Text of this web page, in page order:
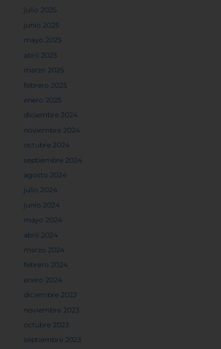
julio 2025
junio 2025
mayo 2025
abril 2025
marzo 2025
febrero 2025
enero 2025
diciembre 2024
noviembre 2024
octubre 2024
septiembre 2024
agosto 2024
julio 2024
junio 2024
mayo 2024
abril 2024
marzo 2024
febrero 2024
enero 2024
diciembre 2023
noviembre 2023
octubre 2023
septiembre 2023